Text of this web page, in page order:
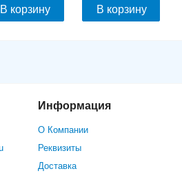
В корзину В корзину
Информация
О Компании
Реквизиты
Доставка